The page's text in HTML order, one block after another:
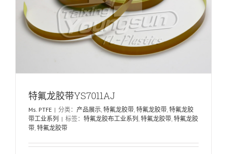
特氟龙胶带YS7011AJ
Ms. PTFE | 分类： 产品展示 特氟龙胶带 特氟龙胶带 特氟龙胶
带工业系列 | 标签： 特氟龙胶布工业系列 特氟龙胶带 特氟龙胶
带 特氟龙胶带